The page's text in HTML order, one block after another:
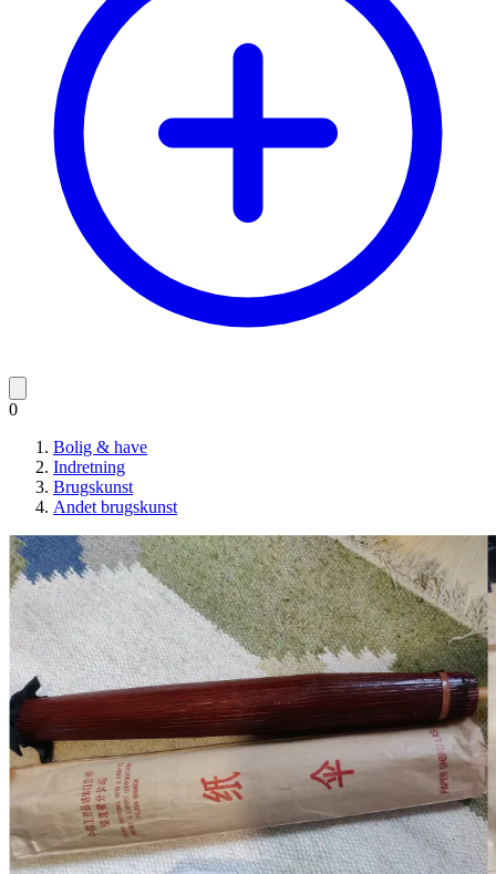
0
Bolig & have
Indretning
Brugskunst
Andet brugskunst